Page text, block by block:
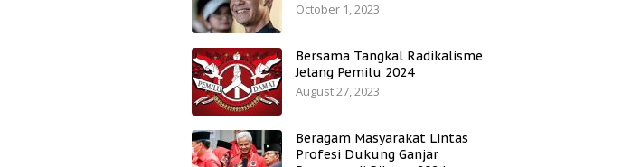
October 1, 2023
Bersama Tangkal Radikalisme
Jelang Pemilu 2024
August 27, 2023
Beragam Masyarakat Lintas
Profesi Dukung Ganjar